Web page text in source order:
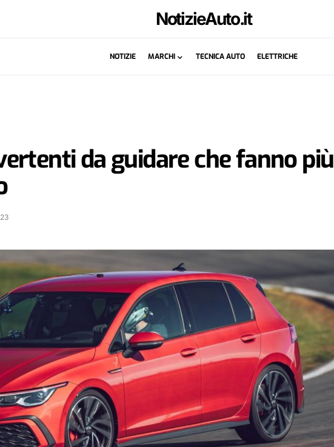
NotizieAuto.it
NOTIZIE MARCHI TECNICA AUTO ELETTRICHE
da guidare che fanno più